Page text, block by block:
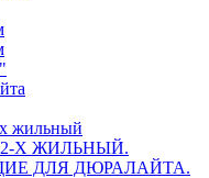
жильный
Х ЖИЛЬНЫЙ.
ДЛЯ ДЮРАЛАЙТА.